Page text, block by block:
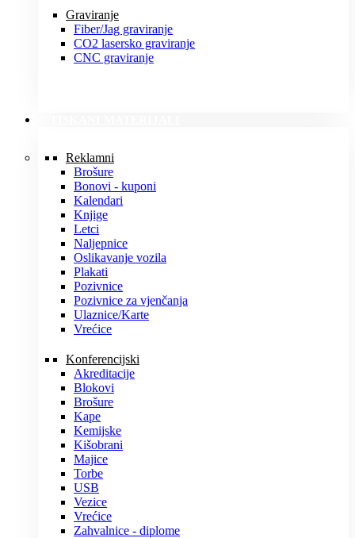
Graviranje
Fiber/Jag graviranje
CO2 lasersko graviranje
CNC graviranje
Reklamni
Brošure
Bonovi - kuponi
Kalendari
Knjige
Letci
Naljepnice
Oslikavanje vozila
Plakati
Pozivnice
Pozivnice za vjenčanja
Ulaznice/Karte
Vrećice
Konferencijski
Akreditacije
Blokovi
Brošure
Kape
Kemijske
Kišobrani
Majice
Torbe
USB
Vezice
Vrećice
Zahvalnice - diplome